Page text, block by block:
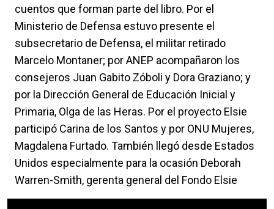
cuentos que forman parte del libro. Por el
Ministerio de Defensa estuvo presente el
subsecretario de Defensa, el militar retirado
Marcelo Montaner; por ANEP acompañaron los
consejeros Juan Gabito Zóboli y Dora Graziano; y
por la Dirección General de Educación Inicial y
Primaria, Olga de las Heras. Por el proyecto Elsie
participó Carina de los Santos y por ONU Mujeres,
Magdalena Furtado. También llegó desde Estados
Unidos especialmente para la ocasión Deborah
Warren-Smith, gerenta general del Fondo Elsie